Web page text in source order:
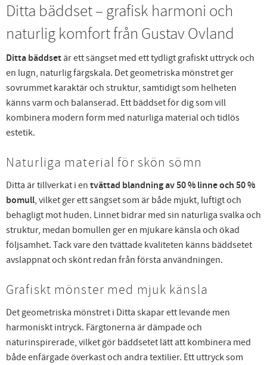
Ditta bäddset – grafisk harmoni och
naturlig komfort från Gustav Ovland
Ditta bäddset är ett sängset med ett tydligt grafiskt uttryck och
en lugn, naturlig färgskala. Det geometriska mönstret ger
sovrummet karaktär och struktur, samtidigt som helheten
känns varm och balanserad. Ett bäddset för dig som vill
kombinera modern form med naturliga material och tidlös
estetik.
Naturliga material för skön sömn
Ditta är tillverkat i en tvättad blandning av 50 % linne och 50 %
bomull, vilket ger ett sängset som är både mjukt, luftigt och
behagligt mot huden. Linnet bidrar med sin naturliga svalka och
struktur, medan bomullen ger en mjukare känsla och ökad
följsamhet. Tack vare den tvättade kvaliteten känns bäddsetet
avslappnat och skönt redan från första användningen.
Grafiskt mönster med mjuk känsla
Det geometriska mönstret i Ditta skapar ett levande men
harmoniskt intryck. Färgtonerna är dämpade och
naturinspirerade, vilket gör bäddsetet lätt att kombinera med
både enfärgade överkast och andra textilier. Ett uttryck som